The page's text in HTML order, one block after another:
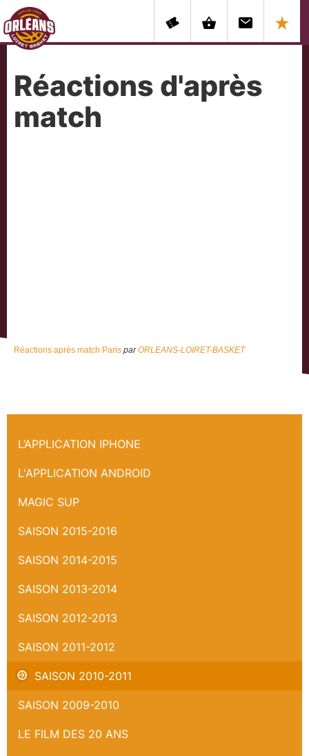
Réactions d'après
match
Réactions après match Paris parORLEANS-LOIRET-BASKET
L’APPLICATION IPHONE
L'APPLICATION ANDROID
MAGIC SUP
SAISON 2015-2016
SAISON 2014-2015
SAISON 2013-2014
SAISON 2012-2013
SAISON 2011-2012
SAISON 2010-2011
SAISON 2009-2010
LE FILM DES 20 ANS